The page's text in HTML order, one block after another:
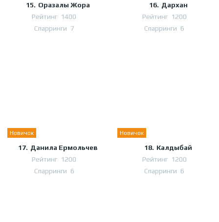
15. Оразалы Жора
Рейтинг 1400
Спарринги 7
16. Дархан
Рейтинг 1200
Спарринги 6
Новичок
17. Данила Ермольчев
Рейтинг 1200
Спарринги 6
Новичок
18. Калдыбай
Рейтинг 1200
Спарринги 6